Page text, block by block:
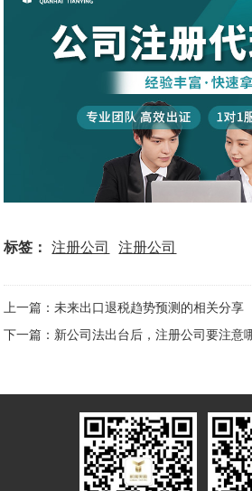
标签： 注册公司 注册公司
上一篇：未来出口退税趋势预测的相关分享
下一篇：新公司法出台后，注册公司要注意